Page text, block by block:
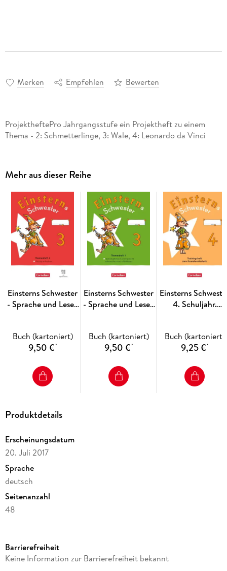
Merken Empfehlen Bewerten
ProjektheftePro Jahrgangsstufe ein Projektheft zu einem
Thema - 2: Schmetterlinge, 3: Wale, 4: Leonardo da Vinci
Mehr aus dieser Reihe
Einsterns Schwester
- Sprache und Lesen
Richtig Schreiben -
Verbrauchsmaterial
Buch (kartoniert)
9,50 €*
Einsterns Schwester
- Sprache und Lesen
Sprache
untersuchen -
Buch (kartoniert)
9,50 €*
Einsterns
4. Schuljahr.
Buch (kartoniert)
9,25 €*
Produktdetails
Erscheinungsdatum
20. Juli 2017
Sprache
deutsch
Seitenanzahl
48
Herausgegeben von
Barrierefreiheit
Keine Information zur Barrierefreiheit bekannt